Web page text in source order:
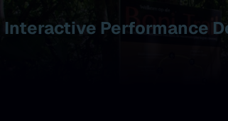
Interactive Performance